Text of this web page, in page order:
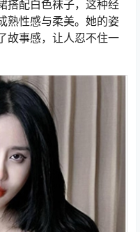
搭配白色袜子，这种经
熟性感与柔美。她的姿
故事感，让人忍不住一